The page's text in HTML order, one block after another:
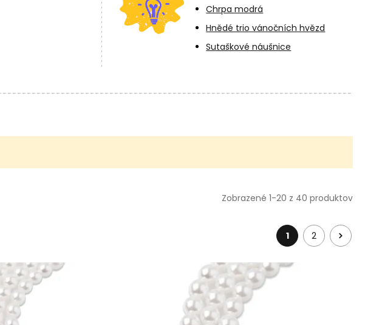
Chrpa modrá
Hnědé trio vánočních hvězd
Sutaškové náušnice
Zobrazené 1-20 z 40 produktov
1 2